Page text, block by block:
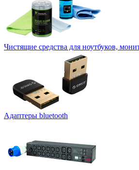
Чистящие средства для ноутбуков,
Адаптеры bluetooth